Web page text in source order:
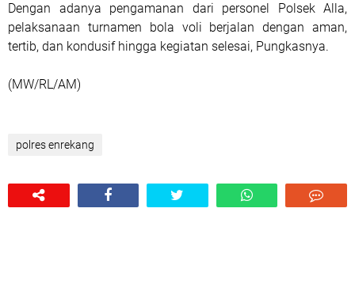
Dengan adanya pengamanan dari personel Polsek Alla,
pelaksanaan turnamen bola voli berjalan dengan aman,
tertib, dan kondusif hingga kegiatan selesai, Pungkasnya.
(MW/RL/AM)
polres enrekang